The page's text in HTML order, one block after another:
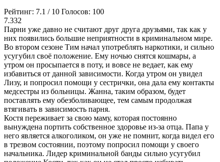
Рейтинг: 7.1 / 10 Голосов: 100
7.332
Парни уже давно не считают друг друга друзьями, так как у
них появились большие неприятности в криминальном мире.
Во втором сезоне Тим начал употреблять наркотики, и сильно
усугубил своё положение. Ему ночью снятся кошмары, а
утром он просыпается в поту, и вовсе не ведает, как ему
избавиться от данной зависимости. Когда утром он увидел
Лизу, и попросил помощи у сестрички, она дала ему контакты
медсестры из больницы. Жанна, таким образом, будет
поставлять ему обезболивающее, тем самым продолжая
втягивать в зависимость парня.
Костя переживает за свою маму, которая постоянно
вынуждена портить собственное здоровье из-за отца. Папа у
него является алкоголиком, он уже не помнит, когда видел его
в трезвом состоянии, поэтому попросил помощи у своего
начальника. Лидер криминальной банды сильно усугубил